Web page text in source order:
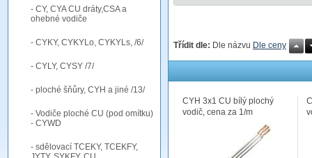
- CY, CYA CU dráty,CSA a
ohebné vodiče
- CYKY, CYKYLo, CYKYLs, /6/
- CYLY, CYSY /7/
- ploché šňůry, CYH a jiné /13/
- Vodiče ploché CU (pod omítku)
- CYWD
- sdělovací TCEKY, TCEKFY,
Třídit dle: Dle názvu Dle ceny
CYH 3x1 CU bílý plochý
vodič, cena za 1/m